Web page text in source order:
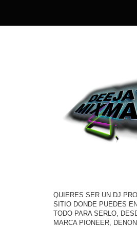
QUIERES SER UN DJ
SITIO DONDE PUEDES
TODO PARA SERLO,
MARCA PIONEER,